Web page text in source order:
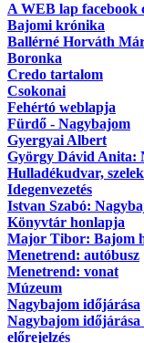
A WEB lap facebook
Bajomi krónika
Ballérné Horváth
Boronka
Credo tartalom
Csokonai
Fehértó weblapja
Fürdő - Nagybajom
Gyergyai Albert
György Dávid Anita:
Hulladékudvar,
Idegenvezetés
Istvan Szabó:
Könyvtár honlapja
Major Tibor: Bajom
Menetrend: autóbusz
Menetrend: vonat
Múzeum
Nagybajom időjárása
Nagybajom
előrejelzés